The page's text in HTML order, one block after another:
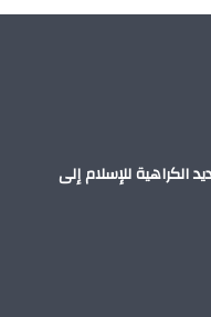
للإسلام إلى